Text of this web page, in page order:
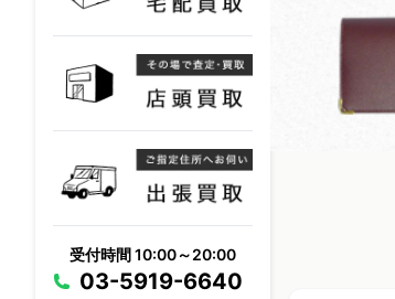
受付時間 10:00～20:00
03-5919-6640